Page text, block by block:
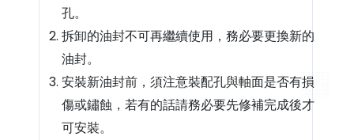
孔。
拆卸的油封不可再繼續使用，務必要更換新的
油封。
安裝新油封前，須注意裝配孔與軸面是否有損
傷或鏽蝕，若有的話請務必要先修補完成後才
可安裝。